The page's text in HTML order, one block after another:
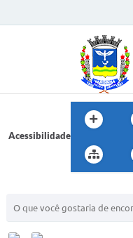
Acessibilidade